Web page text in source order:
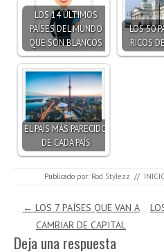
LOS 14 ÚLTIMOS
PAÍSES DEL MUNDO
QUE SON BLANCOS
LOS 50
RICOS
EL PAÍS MÁS PARECIDO
DE CADA PAÍS
Publicado por: Rod Stylezz //
Navegación de entradas
← LOS 7 PAÍSES QUE VAN A
CAMBIAR DE CAPITAL
Deja una respuesta